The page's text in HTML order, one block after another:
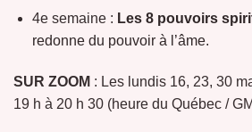
4e semaine : Les 8 pouvoirs
redonne du pouvoir à l’âme.
SUR ZOOM : Les lundis 16, 23, 30
19 h à 20 h 30 (heure du Québec /